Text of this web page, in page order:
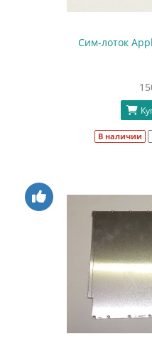
Сим-лоток
В наличии